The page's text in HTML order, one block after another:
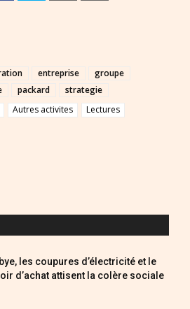
entreprise
groupe
packard
strategie
Autres activites
Lectures
les coupures d’électricité et le
d’achat attisent la colère sociale